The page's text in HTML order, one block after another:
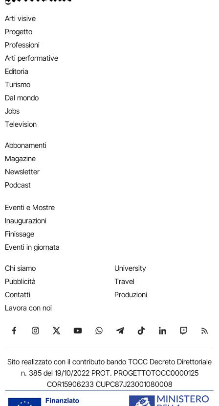
Arti visive
Progetto
Professioni
Arti performative
Editoria
Turismo
Dal mondo
Jobs
Television
Abbonamenti
Magazine
Newsletter
Podcast
Eventi e Mostre
Inaugurazioni
Finissage
Eventi in giornata
Chi siamo
Pubblicità
Contatti
Lavora con noi
University
Travel
Produzioni
Seguici su Facebook
Seguici su Instagram
Seguici su X
Seguici su YouTube
Seguici su WhatsApp
Seguici su Telegram
Seguici su TikTok
Seguici su
Seguici
Sito realizzato con il contributo bando TOCC Decreto Direttoriale
n. 385 del 19/10/2022 PROT. PROGETTOTOCC0000125
COR15906233 CUPC87J23001080008